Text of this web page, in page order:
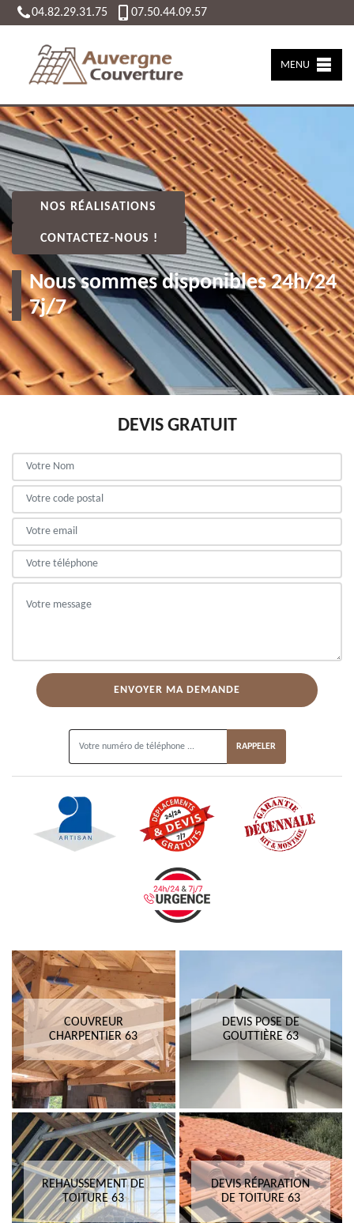
04.82.29.31.75 07.50.44.09.57
MENU
NOS RÉALISATIONS
CONTACTEZ-NOUS !
Nous sommes disponibles 24h/24
7j/7
DEVIS GRATUIT
COUVREUR
CHARPENTIER 63
DEVIS POSE DE
GOUTTIÈRE 63
REHAUSSEMENT DE
TOITURE 63
DEVIS RÉPARATION
DE TOITURE 63